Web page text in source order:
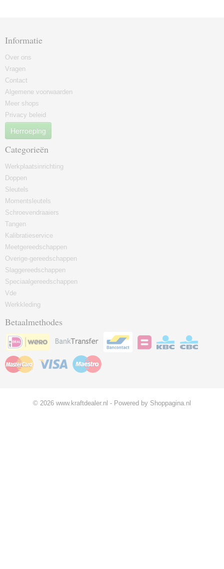
Informatie
Over ons
Vragen
Contact
Algemene voorwaarden
Meer shops
Privacy beleid
Herroeping
Categorieën
Werkplaatsinrichting
Doppen
Sleutels
Momentsleutels
Schroevendraaiers
Tangen
Kalibratieservice
Meetgereedschappen
Overige-gereedschappen
Slaggereedschappen
Speciaalgereedschappen
Vde
Werkkleding
Betaalmethodes
© 2026 www.kraftdealer.nl - Powered by Shoppagina.nl